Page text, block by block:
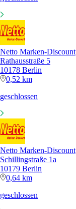
Netto Marken-Discount
Rathausstraße 5
10178 Berlin
0,52 km
geschlossen
Netto Marken-Discount
Schillingstraße 1a
10179 Berlin
0,64 km
geschlossen